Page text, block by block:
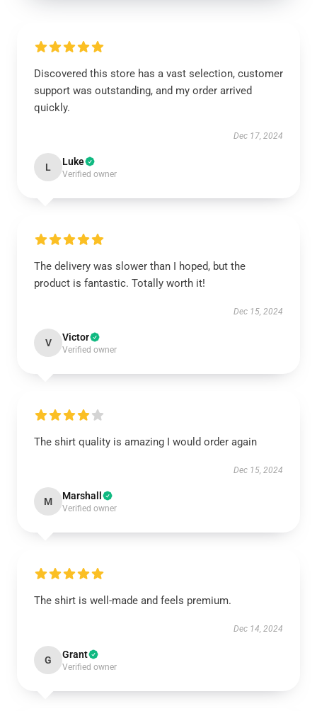
Discovered this store has a vast selection, customer
support was outstanding, and my order arrived
quickly.
Dec 17, 2024
L Luke
Verified owner
The delivery was slower than I hoped, but the
product is fantastic. Totally worth it!
Dec 15, 2024
V Victor
Verified owner
The shirt quality is amazing I would order again
Dec 15, 2024
M Marshall
Verified owner
The shirt is well-made and feels premium.
Dec 14, 2024
G Grant
Verified owner